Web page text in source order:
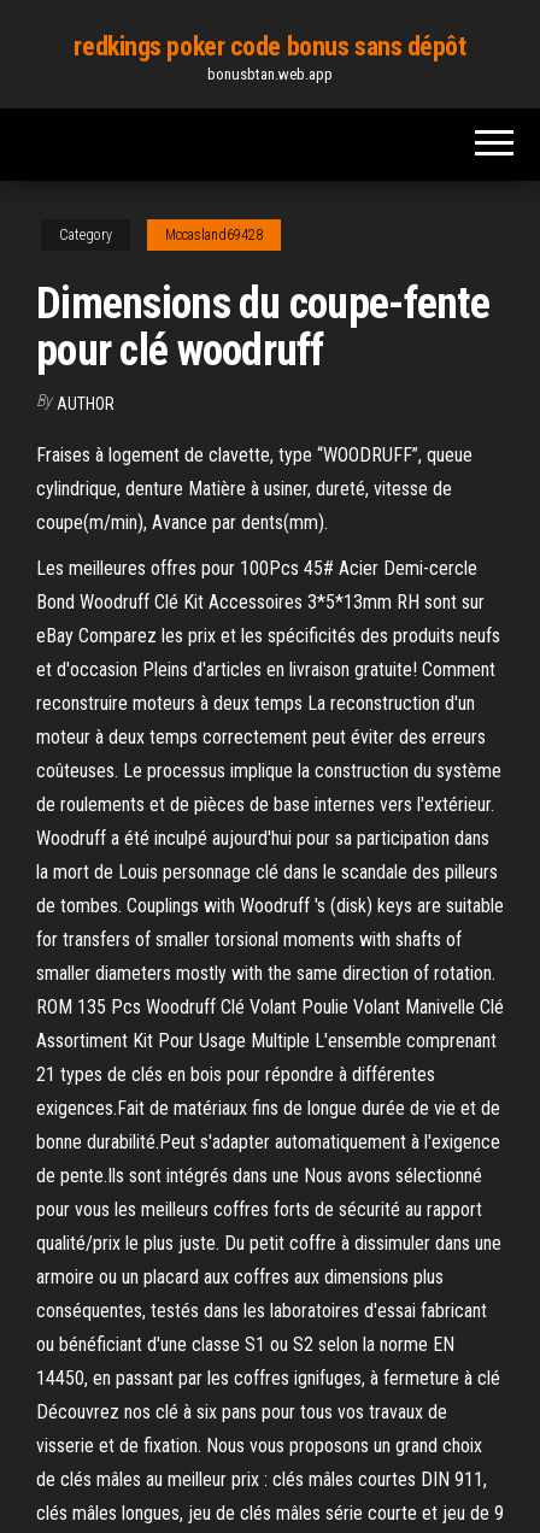
content
redkings poker code bonus sans dépôt
bonusbtan.web.app
Category Mccasland69428
Dimensions du coupe-fente
pour clé woodruff
By AUTHOR
Fraises à logement de clavette, type “WOODRUFF”, queue
cylindrique, denture Matière à usiner, dureté, vitesse de
coupe(m/min), Avance par dents(mm).
Les meilleures offres pour 100Pcs 45# Acier Demi-cercle
Bond Woodruff Clé Kit Accessoires 3*5*13mm RH sont sur
eBay Comparez les prix et les spécificités des produits neufs
et d'occasion Pleins d'articles en livraison gratuite! Comment
reconstruire moteurs à deux temps La reconstruction d'un
moteur à deux temps correctement peut éviter des erreurs
coûteuses. Le processus implique la construction du système
de roulements et de pièces de base internes vers l'extérieur.
Woodruff a été inculpé aujourd'hui pour sa participation dans
la mort de Louis personnage clé dans le scandale des pilleurs
de tombes. Couplings with Woodruff 's (disk) keys are suitable
for transfers of smaller torsional moments with shafts of
smaller diameters mostly with the same direction of rotation.
ROM 135 Pcs Woodruff Clé Volant Poulie Volant Manivelle Clé
Assortiment Kit Pour Usage Multiple L'ensemble comprenant
21 types de clés en bois pour répondre à différentes
exigences.Fait de matériaux fins de longue durée de vie et de
bonne durabilité.Peut s'adapter automatiquement à l'exigence
de pente.Ils sont intégrés dans une Nous avons sélectionné
pour vous les meilleurs coffres forts de sécurité au rapport
qualité/prix le plus juste. Du petit coffre à dissimuler dans une
armoire ou un placard aux coffres aux dimensions plus
conséquentes, testés dans les laboratoires d'essai fabricant
ou bénéficiant d'une classe S1 ou S2 selon la norme EN
14450, en passant par les coffres ignifuges, à fermeture à clé
Découvrez nos clé à six pans pour tous vos travaux de
visserie et de fixation. Nous vous proposons un grand choix
de clés mâles au meilleur prix : clés mâles courtes DIN 911,
clés mâles longues, jeu de clés mâles série courte et jeu de 9